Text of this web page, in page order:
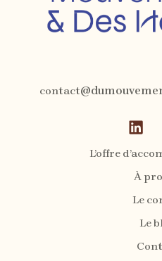
contact
L’offre
À
Le
Le